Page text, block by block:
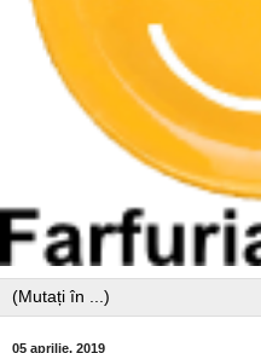
05 aprilie, 2019